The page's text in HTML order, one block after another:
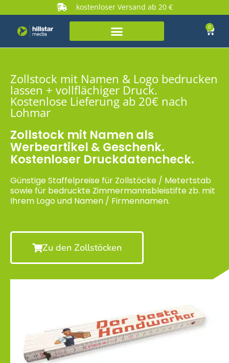
kostenloser Versand ab 20 €
0
Zollstock mit Namen & Logo bedrucken
lassen + vollflächiger Druck.
Kostenlose Lieferung ab 20€ nach
Lohmar
Zollstock mit Namen als
Werbeartikel & Geschenk.
Kostenloser Druckdatencheck.
Günstige Staffelpreise für Zollstöcke / Metertstab
sowie für bedruckte Zimmermannsbleistifte zb. mit
Ihrem Logo und Namen / Firmennamen.
Zu den Zollstöcken